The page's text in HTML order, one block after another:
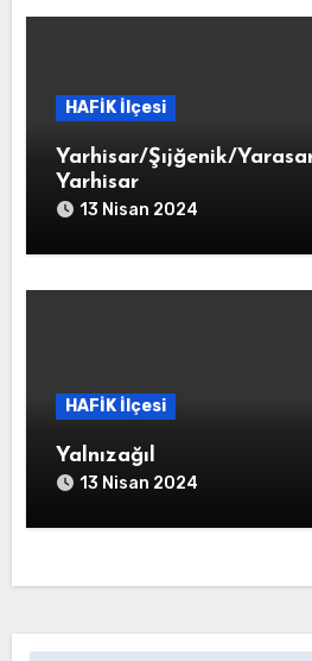
HAFİK İlçesi
Yarhisar/Şıjğenik/
Yarhisar
13 Nisan 2024
HAFİK İlçesi
Yalnızağıl
13 Nisan 2024